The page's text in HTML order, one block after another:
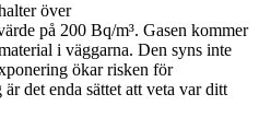
över
på 200 Bq/m³. Gasen kommer
i väggarna. Den syns inte
ökar risken för
det enda sättet att veta var ditt